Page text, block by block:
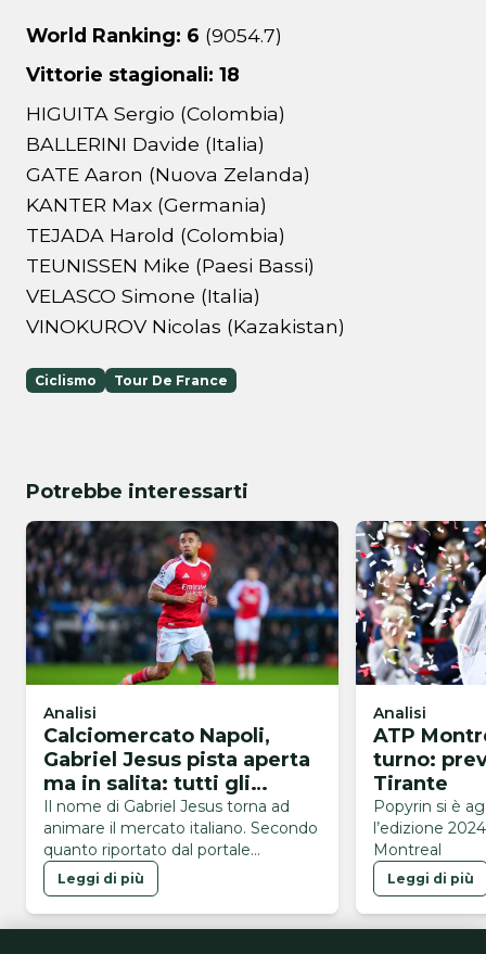
World Ranking: 6 (9054.7)
Vittorie stagionali: 18
HIGUITA Sergio (Colombia)
BALLERINI Davide (Italia)
GATE Aaron (Nuova Zelanda)
KANTER Max (Germania)
TEJADA Harold (Colombia)
TEUNISSEN Mike (Paesi Bassi)
VELASCO Simone (Italia)
VINOKUROV Nicolas (Kazakistan)
Ciclismo Tour De France
Potrebbe interessarti
Analisi
Calciomercato Napoli,
Gabriel Jesus pista aperta
ma in salita: tutti gli
ostacoli
Il nome di Gabriel Jesus torna ad
animare il mercato italiano. Secondo
quanto riportato dal portale
brasiliano GE, l’attaccante
dell’Arsenal sarebbe finito nel mirino
del Napoli, alla ricerca di un nuovo
Leggi di più
Analisi
ATP
turno:
Tirante
Popyrin si è
l’edizione
Montreal
Leggi di più